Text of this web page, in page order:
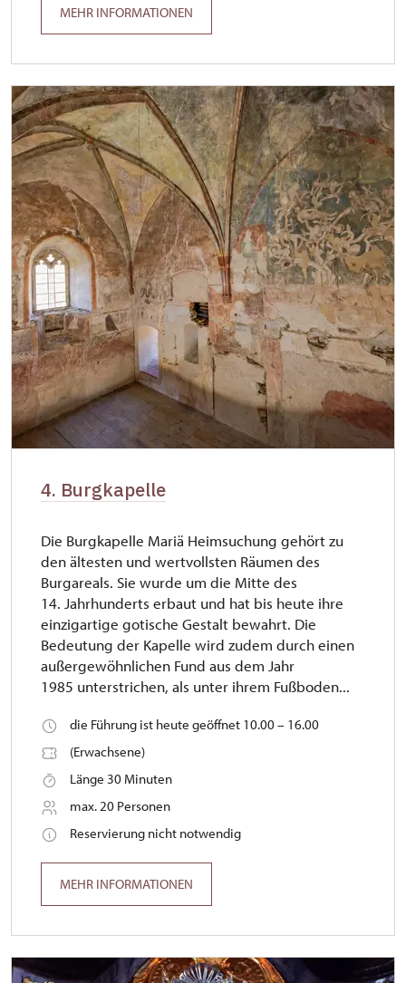
MEHR INFORMATIONEN
4. Burgkapelle
Die Burgkapelle Mariä Heimsuchung gehört zu
den ältesten und wertvollsten Räumen des
Burgareals. Sie wurde um die Mitte des
14. Jahrhunderts erbaut und hat bis heute ihre
einzigartige gotische Gestalt bewahrt. Die
Bedeutung der Kapelle wird zudem durch einen
außergewöhnlichen Fund aus dem Jahr
1985 unterstrichen, als unter ihrem Fußboden...
die Führung ist heute geöffnet 10.00 – 16.00
(Erwachsene)
Länge 30 Minuten
max. 20 Personen
Reservierung nicht notwendig
MEHR INFORMATIONEN